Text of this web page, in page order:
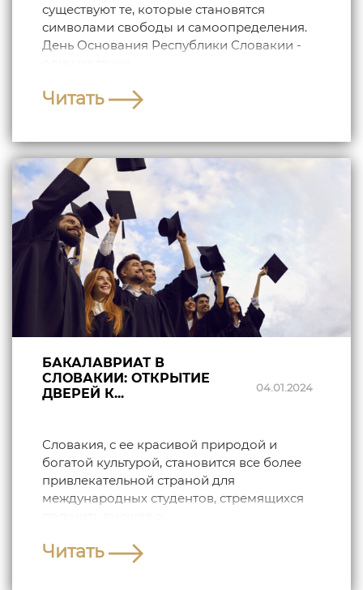
существуют те, которые становятся
символами свободы и самоопределения.
День Основания Республики Словакии -
Читать
БАКАЛАВРИАТ В
СЛОВАКИИ: ОТКРЫТИЕ
ДВЕРЕЙ К...
04.01.2024
Словакия, с ее красивой природой и
богатой культурой, становится все более
привлекательной страной для
международных студентов, стремящихся
Читать